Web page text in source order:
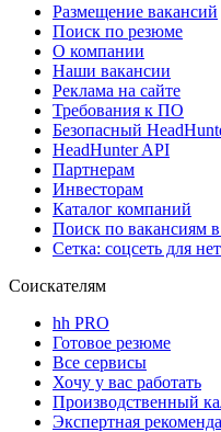
Размещение вакансий
Поиск по резюме
О компании
Наши вакансии
Реклама на сайте
Требования к ПО
Безопасный
HeadHunter API
Партнерам
Инвесторам
Каталог компаний
Поиск по вакансиям
Сетка: соцсеть для
Соискателям
hh PRO
Готовое резюме
Все сервисы
Хочу у вас работать
Производственный
Экспертная